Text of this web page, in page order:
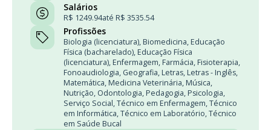
Salários
R$ 1249.94até R$ 3535.54
Profissões
Biologia (licenciatura), Biomedicina, Educação
Física (bacharelado), Educação Física
(licenciatura), Enfermagem, Farmácia, Fisioterapia,
Fonoaudiologia, Geografia, Letras, Letras - Inglês,
Matemática, Medicina Veterinária, Música,
Nutrição, Odontologia, Pedagogia, Psicologia,
Serviço Social,Técnico em Enfermagem,Técnico
em Informática,Técnico em Laboratório,Técnico
em Saúde Bucal